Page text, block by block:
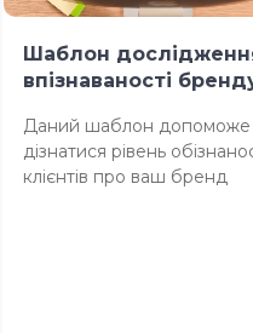
Шаблон
впізнаваності
Даний шаблон допоможе
дізнатися рівень
клієнтів про ваш бренд